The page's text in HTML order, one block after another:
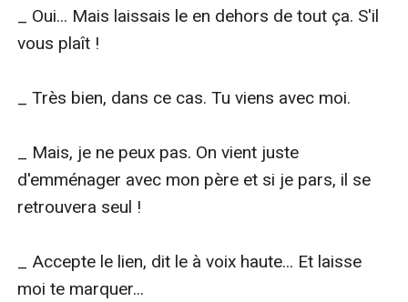
_ Oui... Mais laissais le en dehors de tout ça. S'il
vous plaît !
_ Très bien, dans ce cas. Tu viens avec moi.
_ Mais, je ne peux pas. On vient juste
d'emménager avec mon père et si je pars, il se
retrouvera seul !
_ Accepte le lien, dit le à voix haute... Et laisse
moi te marquer...